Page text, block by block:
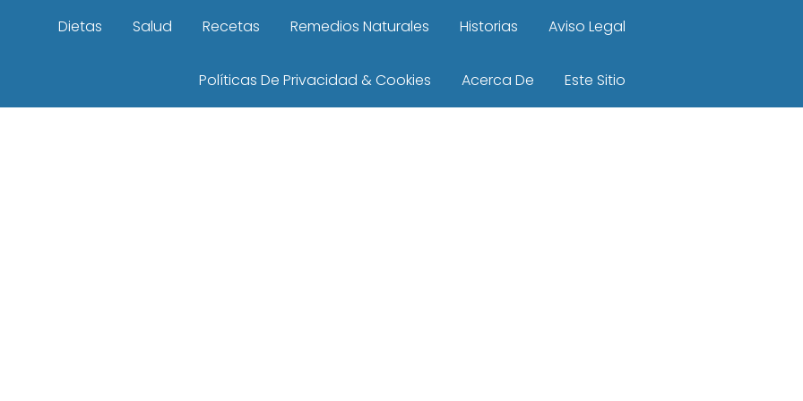
Dietas Salud Recetas Remedios Naturales Historias Aviso Legal
Políticas De Privacidad & Cookies Acerca De Este Sitio